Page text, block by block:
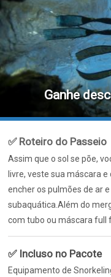
Ganhe
✅ Roteiro do Passeio
Assim que o sol se põe,
livre, veste sua máscara
encher os pulmões de ar
subaquática.Além do
com tubo ou máscara full
✅ Incluso no Pacote
Equipamento de